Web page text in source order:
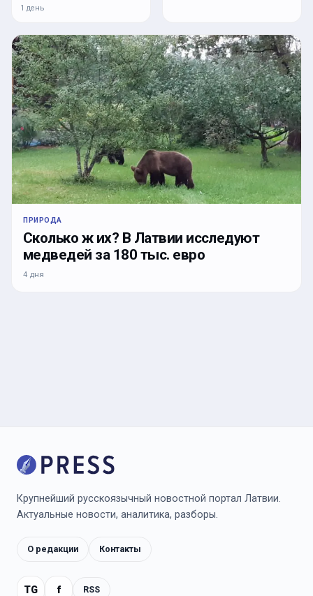
1 день
ПРИРОДА
Сколько ж их? В Латвии исследуют
медведей за 180 тыс. евро
4 дня
Крупнейший русскоязычный новостной портал Латвии.
Актуальные новости, аналитика, разборы.
О редакции Контакты
TG f RSS